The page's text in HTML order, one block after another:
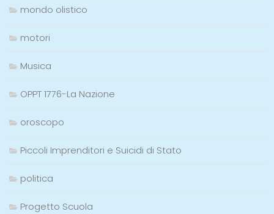
mondo olistico
motori
Musica
OPPT 1776-La Nazione
oroscopo
Piccoli Imprenditori e Suicidi di Stato
politica
Progetto Scuola